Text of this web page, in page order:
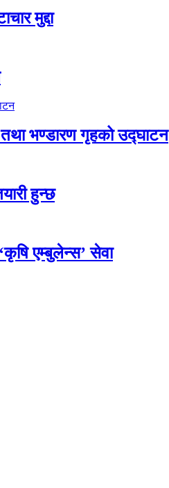
मुद्दा
तथा भण्डारण गृहको उद्घाटन
हुन्छ
एम्बुलेन्स’ सेवा